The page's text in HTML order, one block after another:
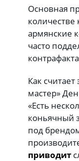
Основная
армянские
часто
Как
мастер»
«Есть
коньячный
под
приводит